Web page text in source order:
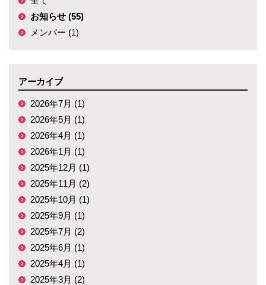
お知らせ (55)
メンバー (1)
アーカイブ
2026年7月 (1)
2026年5月 (1)
2026年4月 (1)
2026年1月 (1)
2025年12月 (1)
2025年11月 (2)
2025年10月 (1)
2025年9月 (1)
2025年7月 (2)
2025年6月 (1)
2025年4月 (1)
2025年3月 (2)